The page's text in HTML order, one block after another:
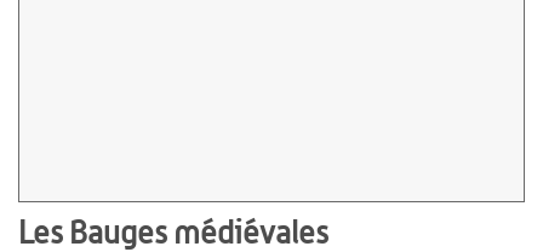
Les Bauges médiévales